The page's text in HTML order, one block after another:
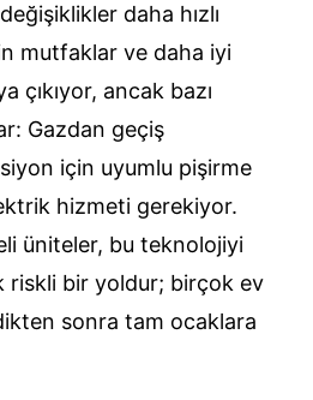
daha hızlı
mutfaklar ve daha iyi
çıkıyor, ancak bazı
Gazdan geçiş
için uyumlu pişirme
hizmeti gerekiyor.
üniteler, bu teknolojiyi
riskli bir yoldur; birçok ev
sonra tam ocaklara